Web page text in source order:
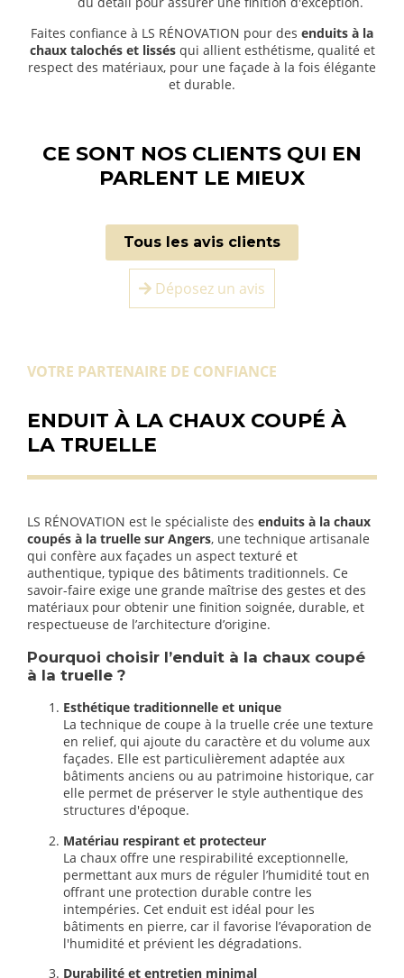
Faites confiance à LS RÉNOVATION pour des enduits à la
chaux talochés et lissésqui allient esthétisme, qualité et
respect des matériaux, pour une façade à la fois élégante
et durable.
CE SONT NOS CLIENTS QUI EN
PARLENT LE MIEUX
Tous les avis clients
Déposez un avis
VOTRE PARTENAIRE DE CONFIANCE
ENDUIT À LA CHAUX COUPÉ À
LA TRUELLE
LS RÉNOVATION est le spécialiste des enduits à la chaux
coupés à la truelle sur Angers, une technique artisanale
qui confère aux façades un aspect texturé et
authentique, typique des bâtiments traditionnels. Ce
savoir-faire exige une grande maîtrise des gestes et des
matériaux pour obtenir une finition soignée, durable, et
respectueuse de l’architecture d’origine.
Pourquoi choisir l’enduit à la chaux coupé
à la truelle ?
Esthétique traditionnelle et unique
La technique de coupe à la truelle crée une texture
en relief, qui ajoute du caractère et du volume aux
façades. Elle est particulièrement adaptée aux
bâtiments anciens ou au patrimoine historique, car
elle permet de préserver le style authentique des
structures d'époque.
Matériau respirant et protecteur
La chaux offre une respirabilité exceptionnelle,
permettant aux murs de réguler l’humidité tout en
offrant une protection durable contre les
intempéries. Cet enduit est idéal pour les
bâtiments en pierre, car il favorise l’évaporation de
l'humidité et prévient les dégradations.
Durabilité et entretien minimal